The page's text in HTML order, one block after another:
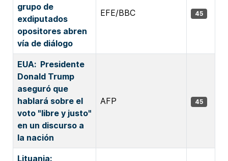
grupo de
exdiputados
opositores abren
vía de diálogo
EFE/BBC 45
EUA: Presidente
Donald Trump
aseguró que
hablará sobre el
voto "libre y justo"
en un discurso a
la nación
AFP 45
Lituania: